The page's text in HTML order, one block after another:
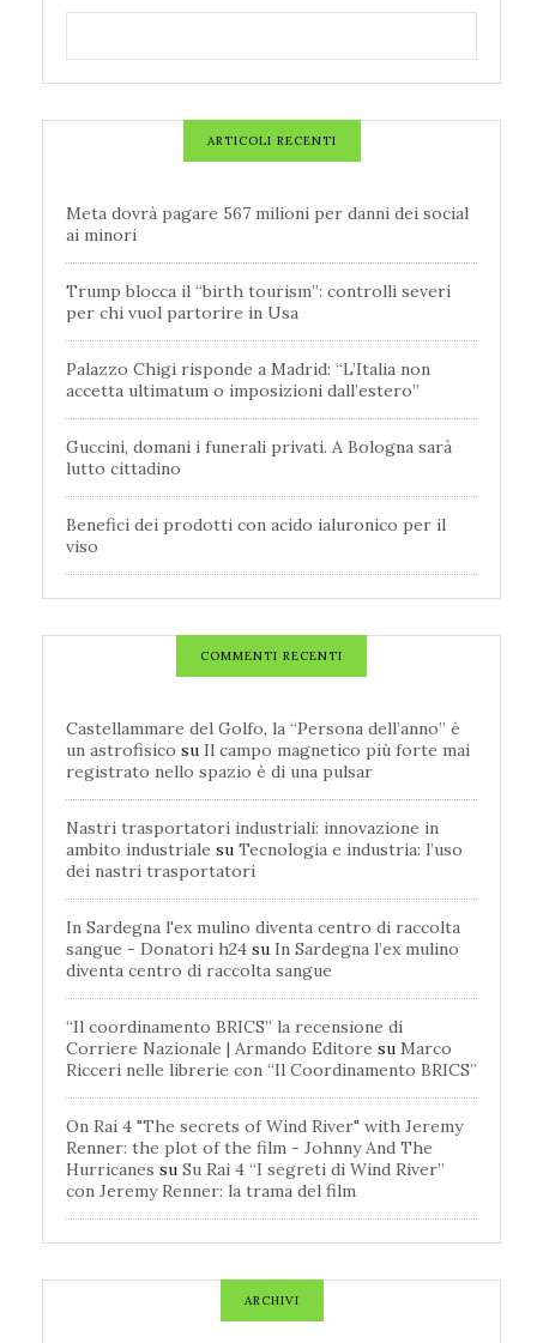
ARTICOLI RECENTI
Meta dovrà pagare 567 milioni per danni dei social
ai minori
Trump blocca il “birth tourism”: controlli severi
per chi vuol partorire in Usa
Palazzo Chigi risponde a Madrid: “L’Italia non
accetta ultimatum o imposizioni dall’estero”
Guccini, domani i funerali privati. A Bologna sarà
lutto cittadino
Benefici dei prodotti con acido ialuronico per il
viso
COMMENTI RECENTI
Castellammare del Golfo, la “Persona dell’anno” è
un astrofisico su Il campo magnetico più forte mai
registrato nello spazio è di una pulsar
Nastri trasportatori industriali: innovazione in
ambito industriale su Tecnologia e industria: l’uso
dei nastri trasportatori
In Sardegna l'ex mulino diventa centro di raccolta
sangue - Donatori h24 su In Sardegna l’ex mulino
diventa centro di raccolta sangue
“Il coordinamento BRICS” la recensione di
Corriere Nazionale | Armando Editore su Marco
Ricceri nelle librerie con “Il Coordinamento BRICS”
On Rai 4 "The secrets of Wind River" with Jeremy
Renner: the plot of the film - Johnny And The
Hurricanes su Su Rai 4 “I segreti di Wind River”
con Jeremy Renner: la trama del film
ARCHIVI